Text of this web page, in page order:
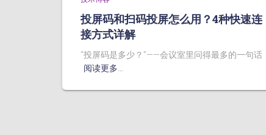
投屏码和扫码投屏怎么用？4种快速连
接方式详解
“投屏码是多少？”——会议室里问得最多的一句话
阅读更多…